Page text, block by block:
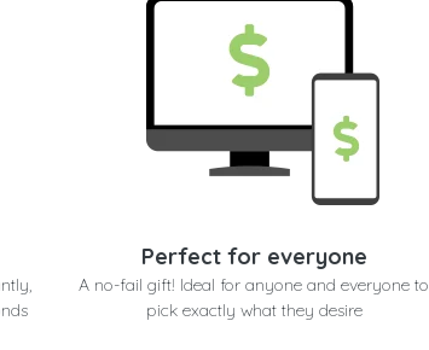
Perfect for everyone
A no-fail gift! Ideal for anyone and everyone to
pick exactly what they desire